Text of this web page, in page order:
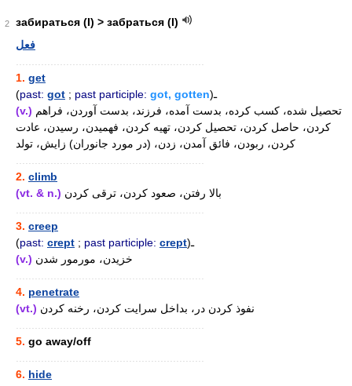
2
забираться (I) > забраться (I)
فعل
1. get
(past: got ; past participle: got, gotten )ـ
(v.)
کردن، حاصل کردن، تحصیل کردن، تهیه کردن، فهمیدن، رسیدن، عادت
کردن، ربودن، فائق آمدن، زدن، (در مورد جانوران) زایش، تولد
2. climb
(vt. & n.) بالا رفتن، صعود کردن، ترقی کردن
3. creep
(past: crept ; past participle: crept )ـ
(v.) خزیدن، مورمور شدن
4. penetrate
(vt.) نفوذ کردن در، بداخل سرایت کردن، رخنه کردن
5. go away/off
6. hide